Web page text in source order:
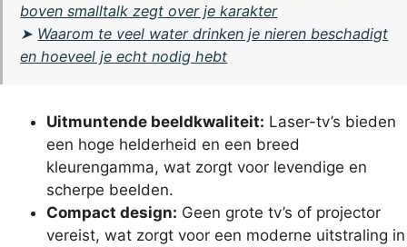
boven smalltalk zegt over je karakter
➤ Waarom te veel water drinken je nieren beschadigt
en hoeveel je echt nodig hebt
Uitmuntende beeldkwaliteit: Laser-tv’s bieden
een hoge helderheid en een breed
kleurengamma, wat zorgt voor levendige en
scherpe beelden.
Compact design: Geen grote tv’s of projector
vereist, wat zorgt voor een moderne uitstraling in